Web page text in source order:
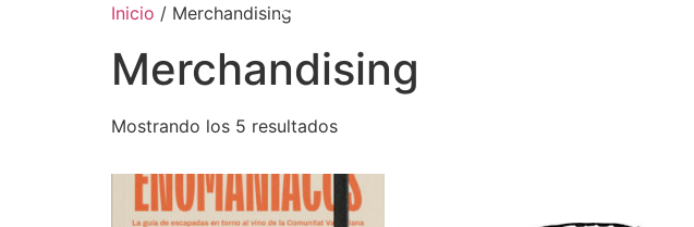
Inicio / Merchandising
Merchandising
Mostrando los 5 resultados